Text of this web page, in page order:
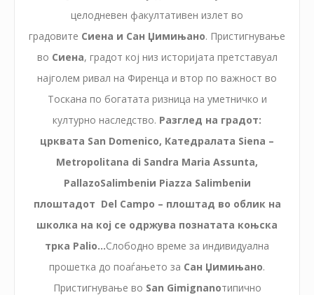
целодневен факултативен излет во
градовите Сиена и Сан Џимињано. Пристигнување
во Сиена, градот кој низ историјата претставуал
најголем ривал на Фиренца и втор по важност во
Тоскана по богатата ризница на уметничко и
културно наследство. Разглед на градот:
црквата San Domenico, Катедралата Siena –
Metropolitana di Sandra Maria Assunta,
PallazoSalimbeniи Piazza Salimbeniи
плоштадот Del Campo – плоштад во облик на
школка на кој се одржува познатата коњска
трка Palio...Слободно време за индивидуална
прошетка до поаѓањето за Сан Џимињано.
Пристигнување во San Gimignanoтипично